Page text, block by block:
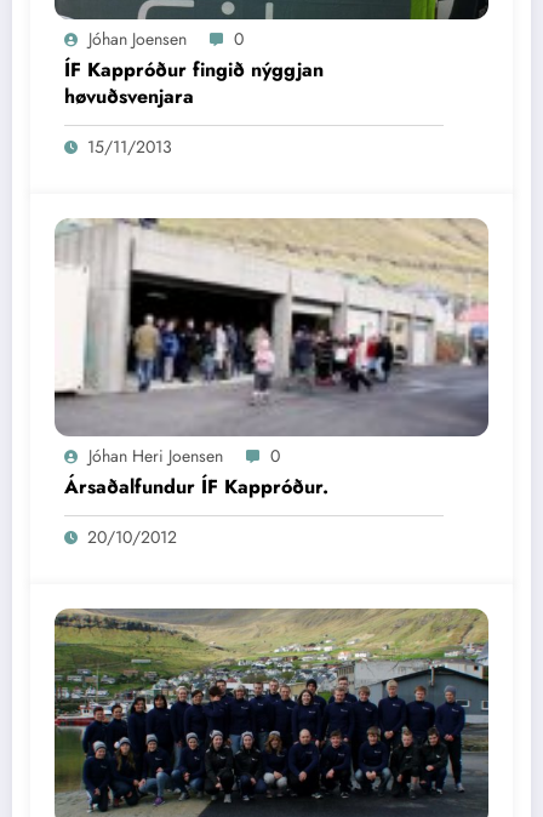
Jóhan Joensen 0
ÍF Kappróður fingið nýggjan
høvuðsvenjara
15/11/2013
Jóhan Heri Joensen 0
Ársaðalfundur ÍF Kappróður.
20/10/2012